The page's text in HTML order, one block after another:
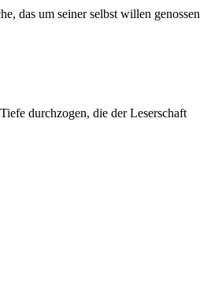
das um seiner selbst willen genossen
durchzogen, die der Leserschaft